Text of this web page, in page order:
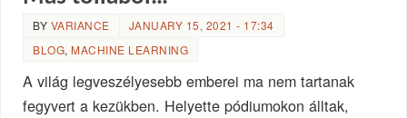
BY VARIANCE
JANUARY 15, 2021 - 17:34
BLOG, MACHINE LEARNING
A világ legveszélyesebb emberei ma nem tartanak
fegyvert a kezükben. Helyette pódiumokon álltak,